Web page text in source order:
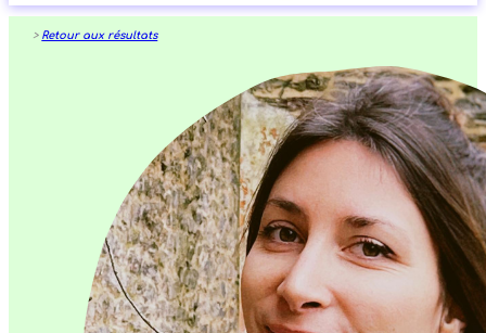
> Retour aux résultats